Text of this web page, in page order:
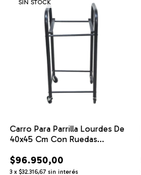
SIN STOCK
Carro Para Parrilla Lourdes De
40x45 Cm Con Ruedas
$96.950,00
3 x $32.316,67 sin interés